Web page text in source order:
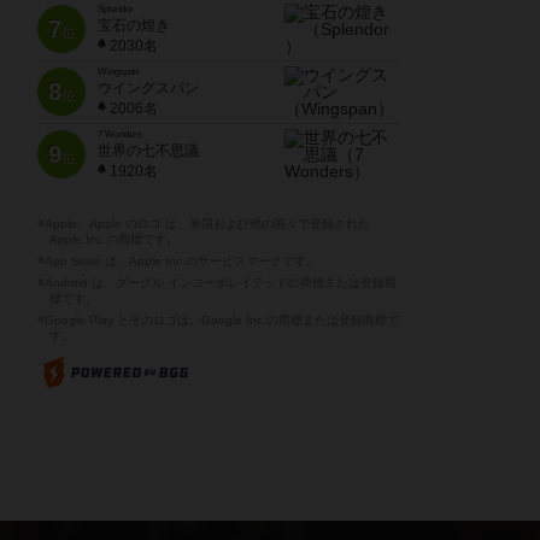
7位
宝石の煌き
2030名
8位
Wingspan
ウイングスパン
2006名
9位
7 Wonders
世界の七不思議
1920名